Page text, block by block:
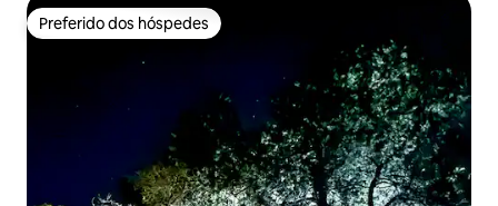
Preferido dos hóspedes
Preferido dos hóspedes